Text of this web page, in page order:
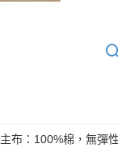
主布：100%棉，無彈